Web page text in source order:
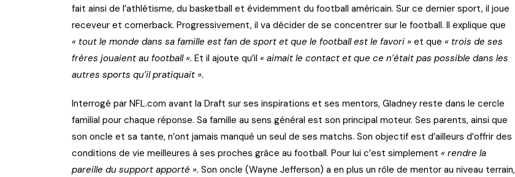
fait ainsi de l’athlétisme, du basketball et évidemment du football américain. Sur ce dernier sport, il joue
receveur et cornerback. Progressivement, il va décider de se concentrer sur le football. Il explique que
« tout le monde dans sa famille est fan de sport et que le football est le favori » et que « trois de ses
frères jouaient au football ». Et il ajoute qu’il « aimait le contact et que ce n’était pas possible dans les
autres sports qu’il pratiquait ».
Interrogé par NFL.com avant la Draft sur ses inspirations et ses mentors, Gladney reste dans le cercle
familial pour chaque réponse. Sa famille au sens général est son principal moteur. Ses parents, ainsi que
son oncle et sa tante, n’ont jamais manqué un seul de ses matchs. Son objectif est d’ailleurs d’offrir des
conditions de vie meilleures à ses proches grâce au football. Pour lui c’est simplement « rendre la
pareille du support apporté ». Son oncle (Wayne Jefferson) a en plus un rôle de mentor au niveau terrain,